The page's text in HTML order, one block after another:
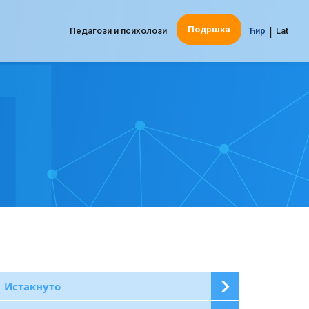
Ћир | Lat
Педагози и психолози Подршка
Истакнуто